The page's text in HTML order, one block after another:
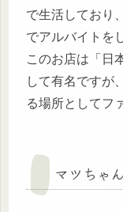
で生活しており
でアルバイトを
このお店は「日
して有名ですが
る場所としてフ
マツちゃ